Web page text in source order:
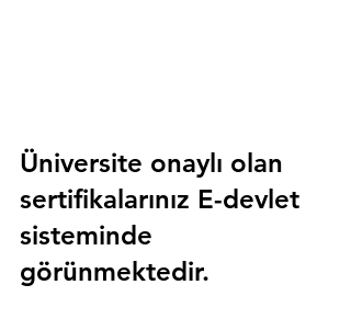
Üniversite onaylı olan
sertifikalarınız E-devlet
sisteminde
görünmektedir.